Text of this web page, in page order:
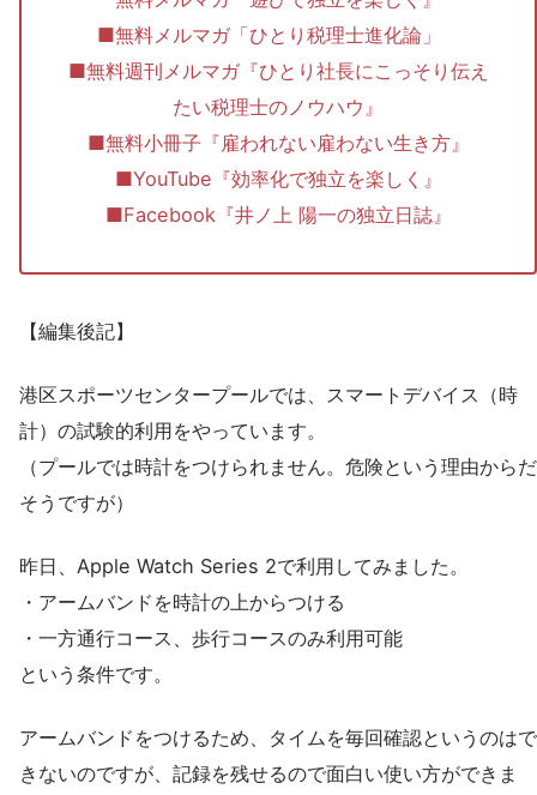
■無料メルマガ「ひとり税理士進化論」
■無料週刊メルマガ『ひとり社長にこっそり伝え
たい税理士のノウハウ』
■無料小冊子『雇われない雇わない生き方』
■YouTube『効率化で独立を楽しく』
■Facebook『井ノ上 陽一の独立日誌』
【編集後記】
港区スポーツセンタープールでは、スマートデバイス（時
計）の試験的利用をやっています。
（プールでは時計をつけられません。危険という理由からだ
そうですが）
昨日、Apple Watch Series 2で利用してみました。
・アームバンドを時計の上からつける
・一方通行コース、歩行コースのみ利用可能
という条件です。
アームバンドをつけるため、タイムを毎回確認というのはで
きないのですが、記録を残せるので面白い使い方ができま